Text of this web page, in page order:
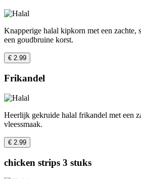
Knapperige halal kipkorn met een zachte,
een goudbruine korst.
€ 2.99
Frikandel
Heerlijk gekruide halal frikandel met een
vleessmaak.
€ 2.99
chicken strips 3 stuks